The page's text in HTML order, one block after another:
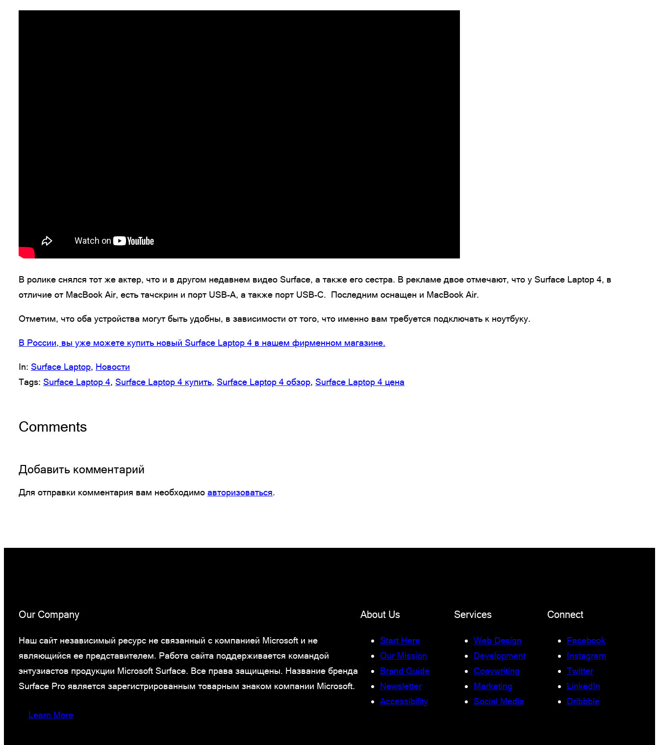
В ролике снялся тот же актер, что и в другом недавнем видео Surface, а также его сестра. В рекламе двое отмечают, что у Surface Laptop 4, в
отличие от MacBook Air, есть тачскрин и порт USB-A, а также порт USB-C. Последним оснащен и MacBook Air.
Отметим, что оба устройства могут быть удобны, в зависимости от того, что именно вам требуется подключать к ноутбуку.
В России, вы уже можете купить новый Surface Laptop 4 в нашем фирменном магазине.
In: Surface Laptop, Новости
Tags: Surface Laptop 4, Surface Laptop 4 купить, Surface Laptop 4 обзор, Surface Laptop 4 цена
Comments
Добавить комментарий
Для отправки комментария вам необходимо авторизоваться.
Our Company
Наш сайт независимый ресурс не связанный с компанией Microsoft и не
являющийся ее представителем. Работа сайта поддерживается командой
энтузиастов продукции Microsoft Surface. Все права защищены. Название бренда
Surface Pro является зарегистрированным товарным знаком компании Microsoft.
Learn More
About Us
Start Here
Our Mission
Brand Guide
Newsletter
Accessibility
Services
Web Design
Development
Copywriting
Marketing
Social Media
Connect
Facebook
Instagram
Twitter
LinkedIn
Dribbble